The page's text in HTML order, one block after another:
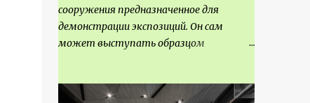
сооружения предназначенное для
демонстрации экспозиций. Он сам
может выступать образцом
достижений. Как правило, это